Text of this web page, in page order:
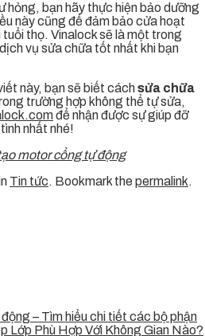
hỏng, bạn hãy thực hiện bảo dưỡng
này cũng để đảm bảo cửa hoạt
tuổi thọ. Vinalock sẽ là một trong
vụ sửa chữa tốt nhất khi bạn
này, bạn sẽ biết cáchsửa chữa
trường hợp không thể tự sửa,
để nhận được sự giúp đỡ
nhất nhé!
motor cổng tự động
Tin tức. Bookmark thepermalink.
– Tìm hiểu chi tiết các bộ phận
Lớp Phù Hợp Với Không Gian Nào?